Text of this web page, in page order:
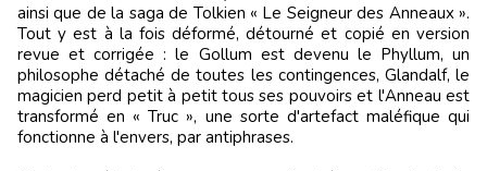
ainsi que de la saga de Tolkien « Le Seigneur des Anneaux ».
Tout y est à la fois déformé, détourné et copié en version
revue et corrigée : le Gollum est devenu le Phyllum, un
philosophe détaché de toutes les contingences, Glandalf, le
magicien perd petit à petit tous ses pouvoirs et l'Anneau est
transformé en « Truc », une sorte d'artefact maléfique qui
fonctionne à l'envers, par antiphrases.